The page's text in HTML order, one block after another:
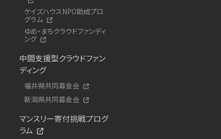
ケイズハウスNPO助成プロ
グラム
ゆめ・まちクラウドファンディ
ング
中間支援型クラウドファン
ディング
福井県共同募金会
新潟県共同募金会
マンスリー寄付挑戦プログ
ラム